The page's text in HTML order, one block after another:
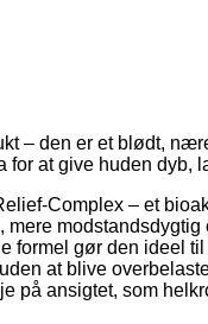
– den er et blødt,
at give huden dyb,
– et
modstandsdygtig
formel gør den ideel
at blive
på ansigtet, som